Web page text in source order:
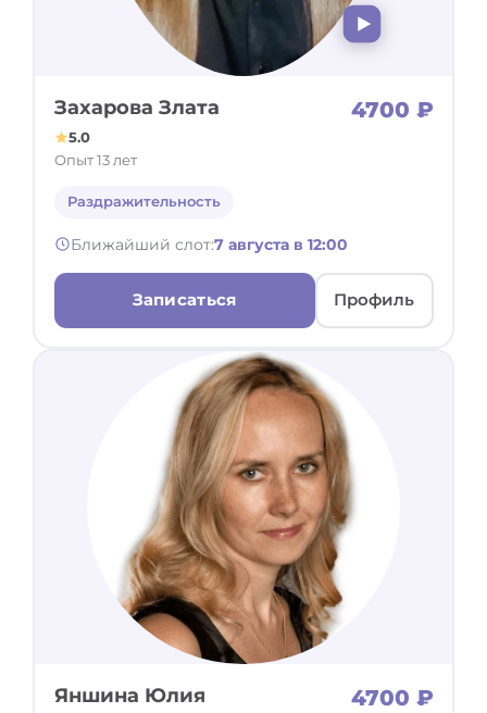
Захарова Злата 4700 ₽
5.0
Опыт 13 лет
Раздражительность
Ближайший слот:7 августа в 12:00
Записаться Профиль
Яншина Юлия 4700 ₽